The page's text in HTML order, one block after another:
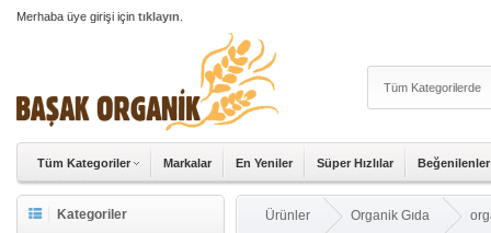
Merhaba üye girişi için tıklayın
Tüm Kategoriler Markalar En Yeniler Süper Hızlılar Beğenilenler
Kategoriler Ürünler Organik Gıda